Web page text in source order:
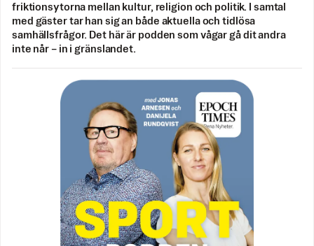
friktionsytorna mellan kultur, religion och politik. I samtal
med gäster tar han sig an både aktuella och tidlösa
samhällsfrågor. Det här är podden som vågar gå dit andra
inte når – in i gränslandet.